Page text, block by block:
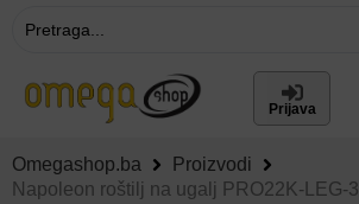
Prijava
Omegashop.ba
Proizvodi
Napoleon roštilj na ugalj PRO22K-LEG-3